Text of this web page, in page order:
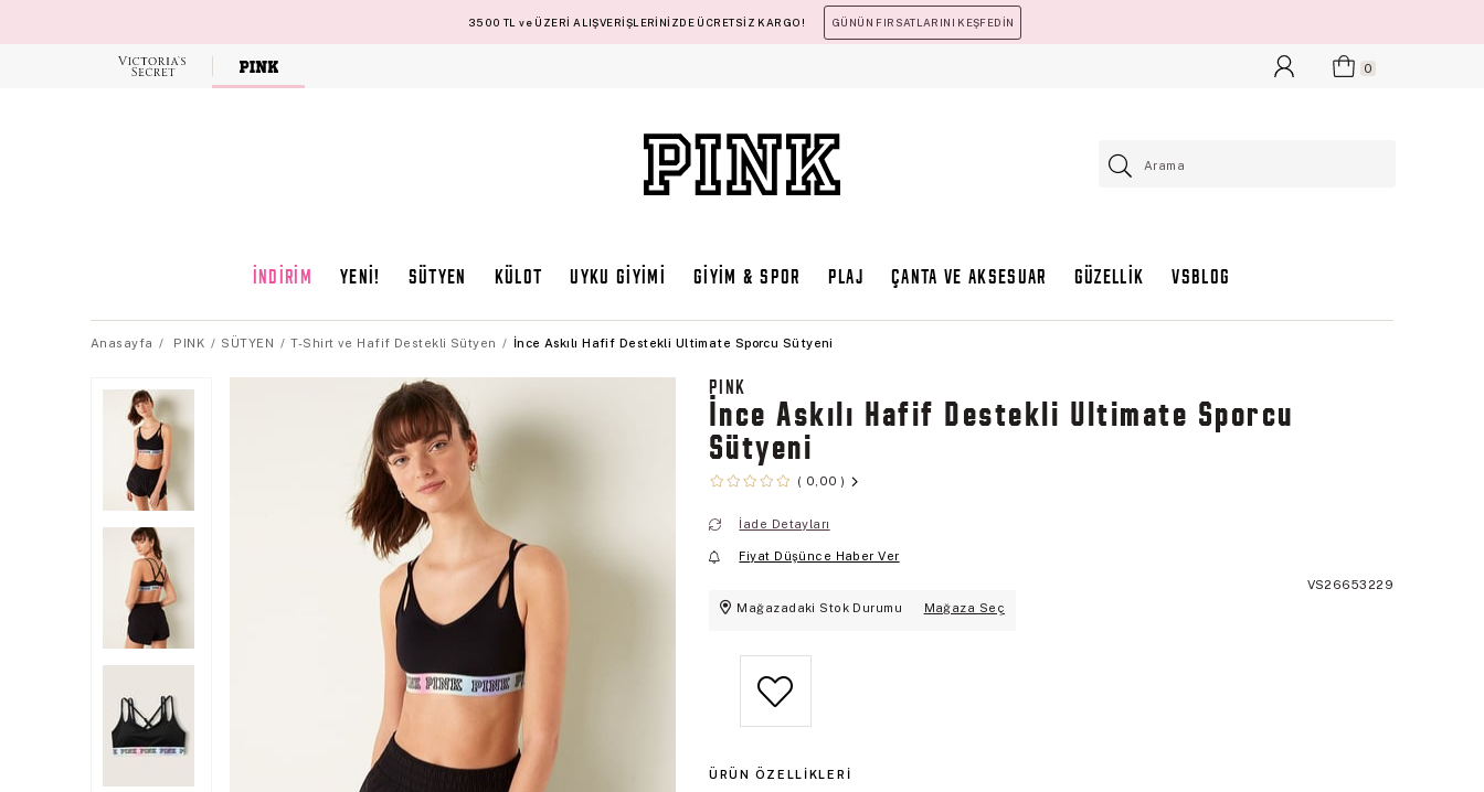
3500 TL ve ÜZERİ ALIŞVERİŞLERİNİZDE ÜCRETSİZ KARGO! GÜNÜN FIRSATLARINI KEŞFEDİN
Victoria's
0
İNDİRİM YENİ! SÜTYEN KÜLOT UYKU GİYİMİ GİYİM & SPOR PLAJ ÇANTA VE AKSESUAR GÜZELLİK VSBLOG
Anasayfa PINK SÜTYEN T-Shirt ve Hafif Destekli Sütyen İnce Askılı Hafif Destekli Ultimate Sporcu Sütyeni
PINK
İnce Askılı Hafif Destekli Ultimate Sporcu
Sütyeni
0,00
İade Detayları
Fiyat Düşünce Haber Ver
VS26653229
Mağazadaki Stok Durumu
Mağaza Seç
ÜRÜN ÖZELLIKLERI